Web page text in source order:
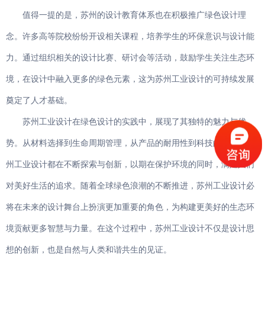
值得一提的是，苏州的设计教育体系也在积极推广绿色设计理
念。许多高等院校纷纷开设相关课程，培养学生的环保意识与设计能
力。通过组织相关的设计比赛、研讨会等活动，鼓励学生关注生态环
境，在设计中融入更多的绿色元素，这为苏州工业设计的可持续发展
奠定了人才基础。
苏州工业设计在绿色设计的实践中，展现了其独特的魅力与优
势。从材料选择到生命周期管理，从产品的耐用性到科技的应用，苏
州工业设计都在不断探索与创新，以期在保护环境的同时，满足人们
对美好生活的追求。随着全球绿色浪潮的不断推进，苏州工业设计必
将在未来的设计舞台上扮演更加重要的角色，为构建更美好的生态环
境贡献更多智慧与力量。在这个过程中，苏州工业设计不仅是设计思
想的创新，也是自然与人类和谐共生的见证。